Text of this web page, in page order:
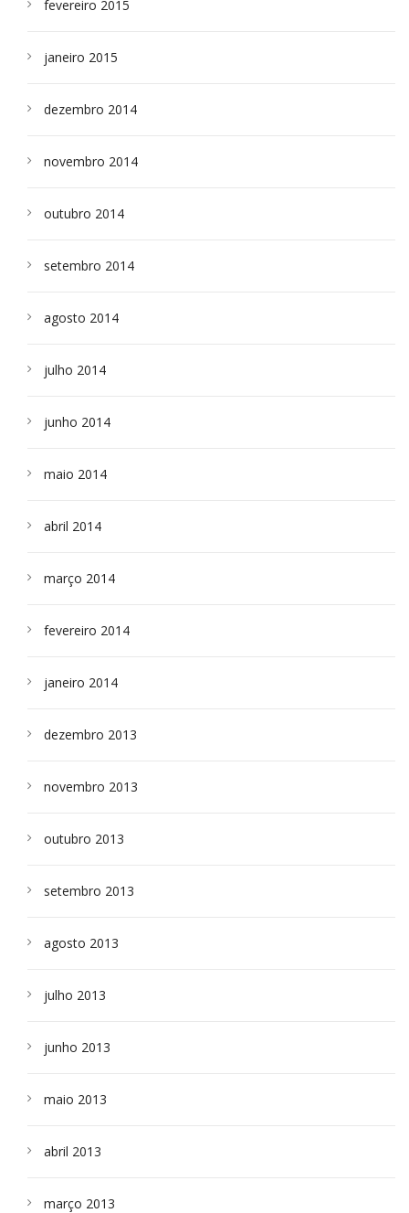
fevereiro 2015
janeiro 2015
dezembro 2014
novembro 2014
outubro 2014
setembro 2014
agosto 2014
julho 2014
junho 2014
maio 2014
abril 2014
março 2014
fevereiro 2014
janeiro 2014
dezembro 2013
novembro 2013
outubro 2013
setembro 2013
agosto 2013
julho 2013
junho 2013
maio 2013
abril 2013
março 2013